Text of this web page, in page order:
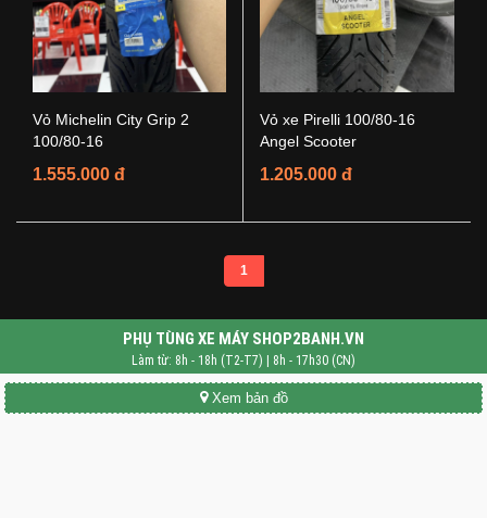
Vỏ Michelin City Grip 2
100/80-16
1.555.000 đ
Vỏ xe Pirelli 100/80-16
Angel Scooter
1.205.000 đ
1
PHỤ TÙNG XE MÁY SHOP2BANH.VN
Làm từ: 8h - 18h (T2-T7) | 8h - 17h30 (CN)
Xem bản đồ